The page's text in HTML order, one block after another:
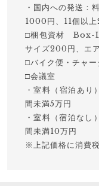
・国内への発送：
1000円、11個以上
□梱包資材 Box-L
サイズ200円、エ
□バイク便・チャ
□会議室
・室料（宿泊あり
間未満5万円
・室料（宿泊なし
間未満10万円
※上記価格に消費